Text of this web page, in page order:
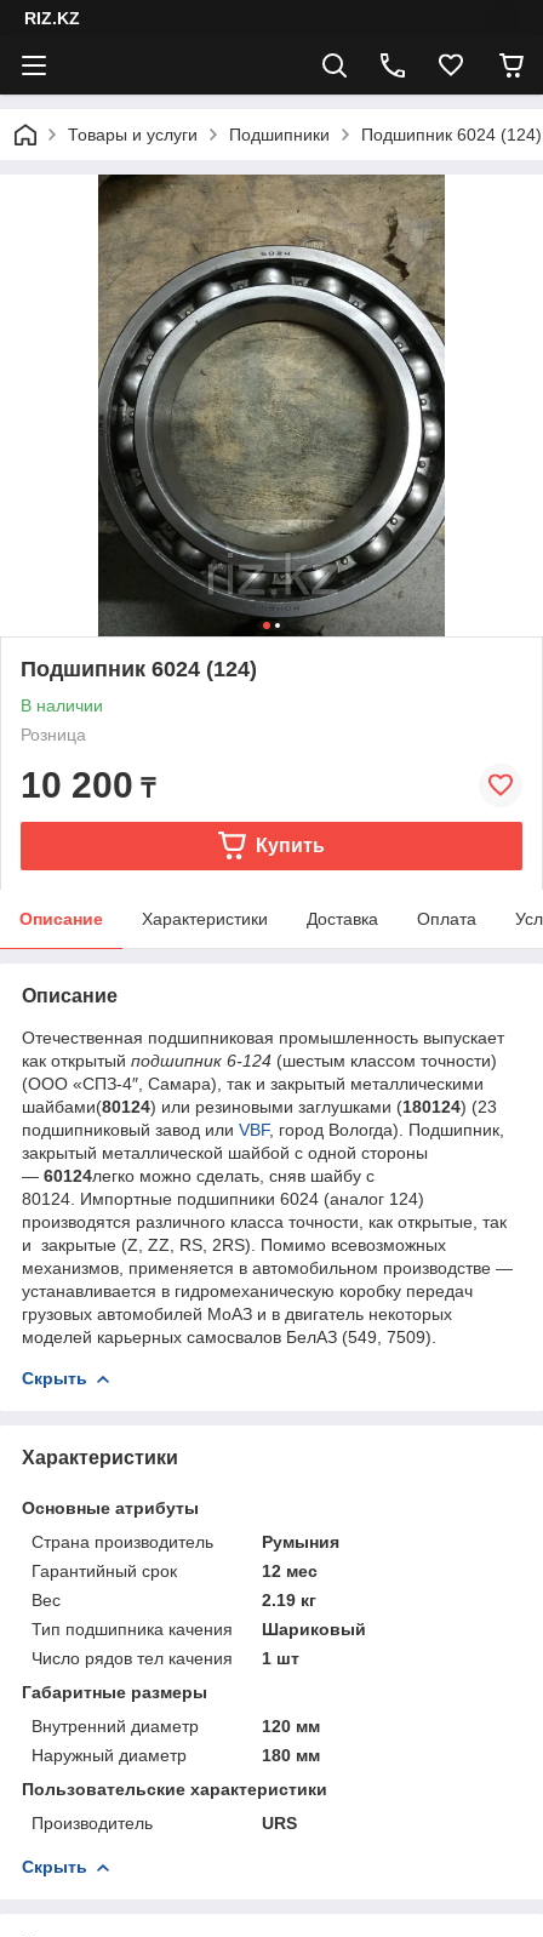
RIZ.KZ
Товары и услуги Подшипники Подшипник 6024 (124)
Подшипник 6024 (124)
В наличии
Розница
10 200 ₸
Купить
Описание Характеристики Доставка Оплата
Описание
Отечественная подшипниковая промышленность выпускает
как открытый подшипник 6-124 (шестым классом точности)
(ООО «СПЗ-4″, Самара), так и закрытый металлическими
шайбами(80124) или резиновыми заглушками (180124) (23
подшипниковый завод или VBF, город Вологда). Подшипник,
закрытый металлической шайбой с одной стороны
— 60124легко можно сделать, сняв шайбу с
80124. Импортные подшипники 6024 (аналог 124)
производятся различного класса точности, как открытые, так
и закрытые (Z, ZZ, RS, 2RS). Помимо всевозможных
механизмов, применяется в автомобильном производстве —
устанавливается в гидромеханическую коробку передач
грузовых автомобилей МоАЗ и в двигатель некоторых
моделей карьерных самосвалов БелАЗ (549, 7509).
Скрыть
Характеристики
Основные атрибуты
Страна производитель
Румыния
Гарантийный срок
12 мес
Вес
2.19 кг
Тип подшипника качения
Шариковый
Число рядов тел качения
1 шт
Габаритные размеры
Внутренний диаметр
120 мм
Наружный диаметр
180 мм
Пользовательские характеристики
Производитель
URS
Скрыть